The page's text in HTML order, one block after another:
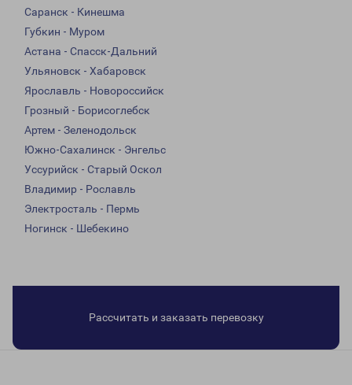
Саранск - Кинешма
Губкин - Муром
Астана - Спасск-Дальний
Ульяновск - Хабаровск
Ярославль - Новороссийск
Грозный - Борисоглебск
Артем - Зеленодольск
Южно-Сахалинск - Энгельс
Уссурийск - Старый Оскол
Владимир - Рославль
Электросталь - Пермь
Ногинск - Шебекино
Рассчитать и заказать перевозку